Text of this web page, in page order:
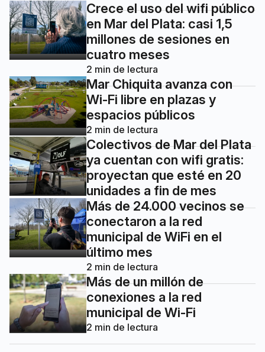
Crece el uso del wifi público
en Mar del Plata: casi 1,5
millones de sesiones en
cuatro meses
2 min de lectura
Mar Chiquita avanza con
Wi-Fi libre en plazas y
espacios públicos
2 min de lectura
Colectivos de Mar del Plata
ya cuentan con wifi gratis:
proyectan que esté en 20
unidades a fin de mes
Más de 24.000 vecinos se
conectaron a la red
municipal de WiFi en el
último mes
2 min de lectura
Más de un millón de
conexiones a la red
municipal de Wi-Fi
2 min de lectura